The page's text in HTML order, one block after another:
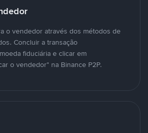
o vendedor através dos métodos de
Concluir a transação
fiduciária e clicar em
o vendedor" na Binance P2P.